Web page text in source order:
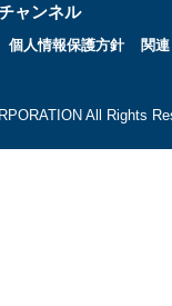
ャンネル
個人情報保護方針 関
All Rights